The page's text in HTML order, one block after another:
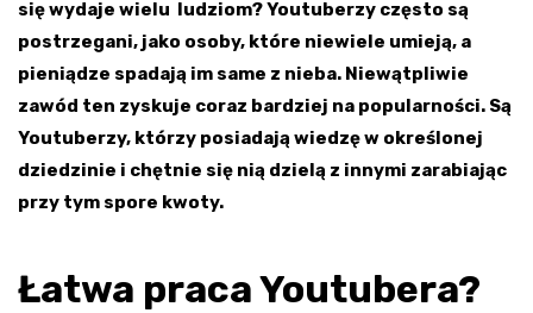
się wydaje wielu ludziom? Youtuberzy często są
postrzegani, jako osoby, które niewiele umieją, a
pieniądze spadają im same z nieba. Niewątpliwie
zawód ten zyskuje coraz bardziej na popularności. Są
Youtuberzy, którzy posiadają wiedzę w określonej
dziedzinie i chętnie się nią dzielą z innymi zarabiając
przy tym spore kwoty.
Łatwa praca Youtubera?